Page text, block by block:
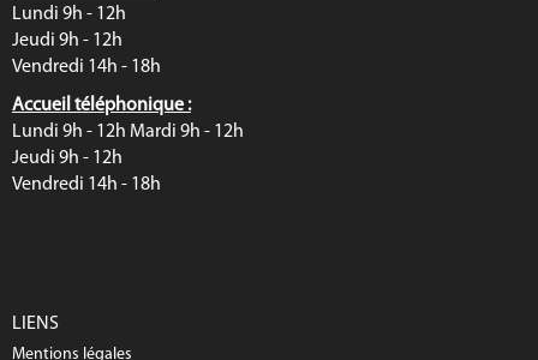
Lundi 9h - 12h
Jeudi 9h - 12h
Vendredi 14h - 18h
Accueil téléphonique :
Lundi 9h - 12h Mardi 9h - 12h
Jeudi 9h - 12h
Vendredi 14h - 18h
LIENS
Mentions légales